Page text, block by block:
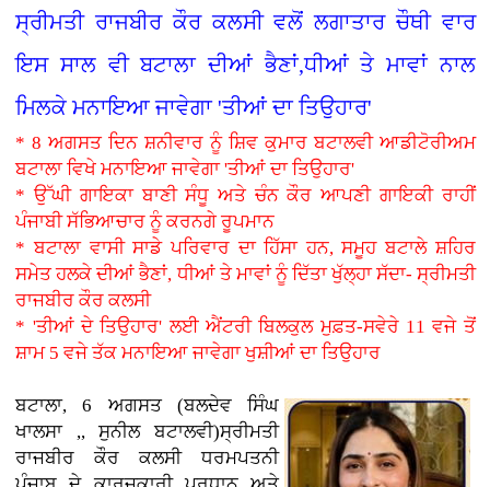
ਸ੍ਰੀਮਤੀ ਰਾਜਬੀਰ ਕੌਰ ਕਲਸੀ ਵਲੋਂ ਲਗਾਤਾਰ ਚੌਥੀ ਵਾਰ
ਇਸ ਸਾਲ ਵੀ ਬਟਾਲਾ ਦੀਆਂ ਭੈਣਾਂ,ਧੀਆਂ ਤੇ ਮਾਵਾਂ ਨਾਲ
ਮਿਲਕੇ ਮਨਾਇਆ ਜਾਵੇਗਾ 'ਤੀਆਂ ਦਾ ਤਿਉਹਾਰ'
* 8 ਅਗਸਤ ਦਿਨ ਸ਼ਨੀਵਾਰ ਨੂੰ ਸ਼ਿਵ ਕੁਮਾਰ ਬਟਾਲਵੀ ਆਡੀਟੋਰੀਅਮ
ਬਟਾਲਾ ਵਿਖੇ ਮਨਾਇਆ ਜਾਵੇਗਾ 'ਤੀਆਂ ਦਾ ਤਿਉਹਾਰ'
* ਉੱਘੀ ਗਾਇਕਾ ਬਾਣੀ ਸੰਧੂ ਅਤੇ ਚੰਨ ਕੌਰ ਆਪਣੀ ਗਾਇਕੀ ਰਾਹੀਂ
ਪੰਜਾਬੀ ਸੱਭਿਆਚਾਰ ਨੂੰ ਕਰਨਗੇ ਰੂਪਮਾਨ
* ਬਟਾਲਾ ਵਾਸੀ ਸਾਡੇ ਪਰਿਵਾਰ ਦਾ ਹਿੱਸਾ ਹਨ, ਸਮੂਹ ਬਟਾਲੇ ਸ਼ਹਿਰ
ਸਮੇਤ ਹਲਕੇ ਦੀਆਂ ਭੈਣਾਂ, ਧੀਆਂ ਤੇ ਮਾਵਾਂ ਨੂੰ ਦਿੱਤਾ ਖੁੱਲ੍ਹਾ ਸੱਦਾ- ਸ੍ਰੀਮਤੀ
ਰਾਜਬੀਰ ਕੌਰ ਕਲਸੀ
* 'ਤੀਆਂ ਦੇ ਤਿਉਹਾਰ' ਲਈ ਐਂਟਰੀ ਬਿਲਕੁਲ ਮੁਫ਼ਤ-ਸਵੇਰੇ 11 ਵਜੇ ਤੋਂ
ਸ਼ਾਮ 5 ਵਜੇ ਤੱਕ ਮਨਾਇਆ ਜਾਵੇਗਾ ਖੁਸ਼ੀਆਂ ਦਾ ਤਿਉਹਾਰ
ਬਟਾਲਾ, 6 ਅਗਸਤ (ਬਲਦੇਵ ਸਿੰਘ
ਖਾਲਸਾ ,, ਸੁਨੀਲ ਬਟਾਲਵੀ)ਸ੍ਰੀਮਤੀ
ਰਾਜਬੀਰ ਕੌਰ ਕਲਸੀ ਧਰਮਪਤਨੀ